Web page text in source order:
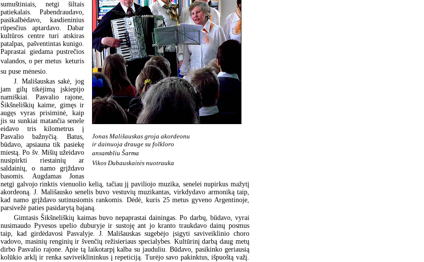
Jonas Mališauskas groja akordeonu
ir dainuoja drauge su folkloro
ansambliu Šarma
Vikos Dubauskaitės nuotrauka
sumuštiniais, netgi šiltais
patiekalais. Pabendraudavo,
pasikalbėdavo, kasdieninius
rūpesčius aptardavo. Dabar
kultūros centre turi atskiras
patalpas, pašventintas kunigo.
Paprastai giedama pustrečios
valandos, o per metus  keturis
su puse mėnesio.
J. Mališauskas sakė, jog
jam gilų tikėjimą įskiepijo
namiškiai. Pasvalio rajone,
Šikšneliškių kaime, gimęs ir
augęs vyras prisiminė, kaip
jis su sunkiai matančia senele
eidavo tris kilometrus į
Pasvalio bažnyčią. Batus,
būdavo, apsiauna tik pasiekę
miestą. Po šv. Mišių užeidavo
nusipirkti riestainių ar
saldainių, o namo grįždavo
basomis. Augdamas Jonas
netgi galvojo rinktis vienuolio kelią, tačiau jį paviliojo muzika, senelei nupirkus mažytį
akordeoną. J. Mališausko senelis buvo vestuvių muzikantas, virkdydavo armoniką taip,
kad namo grįždavo sutinusiomis rankomis. Dėdė, kuris 25 metus gyveno Argentinoje,
parsivežė paties pasidarytą bajaną.
Gimtasis Šikšneliškių kaimas buvo nepaprastai dainingas. Po darbų, būdavo, vyrai
nusimaudo Pyvesos upelio duburyje ir sustoję ant jo kranto traukdavo dainų posmus
taip, kad girdėdavosi Pasvalyje. J. Mališauskas sugebėjo įsigyti saviveiklinio choro
vadovo, masinių renginių ir švenčių režisieriaus specialybes. Kultūrinį darbą daug metų
dirbo Pasvalio rajone. Apie tą laikotarpį kalba su jauduliu. Būdavo, pasikinko geriausią
kolūkio arklį ir renka saviveiklininkus į repeticiją. Turėjo savo pakinktus, išpuoštą važį.